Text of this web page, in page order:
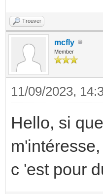
Trouver
mcfly
Member
11/09/2023,
Hello, si
c 'est pour